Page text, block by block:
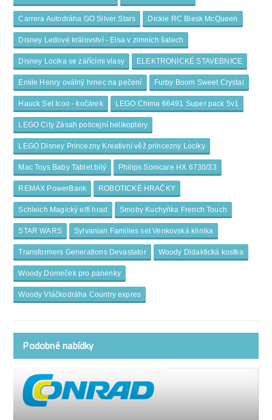
Carrera Autodráha GO Silver Stars Dickie RC Blesk McQueen
Disney Ledové království - Elsa v zimních šatech
Disney Locika se zářícími vlasy ELEKTRONICKÉ STAVEBNICE
Emile Henry oválný hrnec na pečení Furby Boom Sweet Crystal
Hauck Set Icoo - kočárek LEGO Chima 66491 Super pack 5v1
LEGO City Zásah policejní helikoptéry
LEGO Disney Princezny Kreativní věž princezny Lociky
Mac Toys Baby Tablet bílý Philips Sonicare HX 6730/33
REMAX PowerBank ROBOTICKÉ HRAČKY
Schleich Magický elfí hrad Smoby Kuchyňka French Touch
STAR WARS Sylvanian Families set Venkovská klinika
Transformers Generations Devastator Woody Didaktická kostka
Woody Domeček pro panenky
Woody Vláčkodráha Country expres
Podobné nabídky